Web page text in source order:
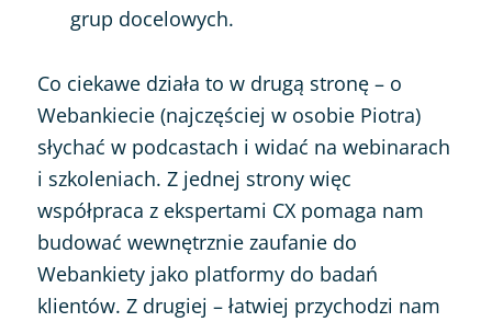
grup docelowych.
Co ciekawe działa to w drugą stronę – o
Webankiecie (najczęściej w osobie Piotra)
słychać w podcastach i widać na webinarach
i szkoleniach. Z jednej strony więc
współpraca z ekspertami CX pomaga nam
budować wewnętrznie zaufanie do
Webankiety jako platformy do badań
klientów. Z drugiej – łatwiej przychodzi nam